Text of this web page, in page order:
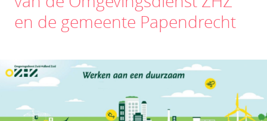
en de gemeente Papendrecht